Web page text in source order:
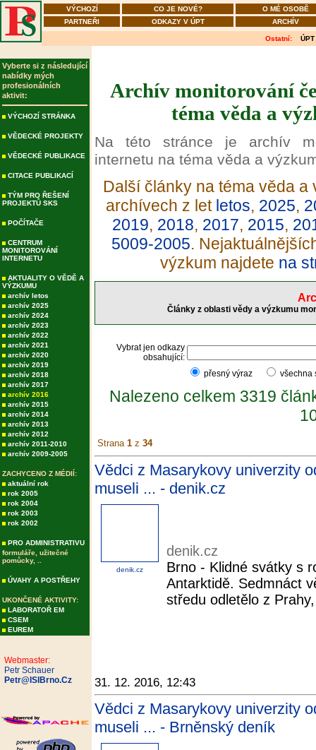
VÝCHOZÍ CO JE NOVÉ?
O MÉ OSOBĚ
PARTNEŘI
ODKAZY V ÚPT ARCHÍV
Ostatní: ÚPT
Vyberte si z následující
nabídky mých
profesionálních
aktivit:
VÝCHOZÍ STRÁNKA
VĚDECKÉ PROJEKTY
VĚDECKÉ PUBLIKACE
CITACE PUBLIKACÍ
TÝM PRO ŘEŠENÍ
PROJEKTŮ SKS
POČÍTAČE
CENTRUM
MONITOROVÁNÍ
INTERNETU
AKTUALITY O VĚDĚ A
VÝZKUMU
archív letos
archív 2025
archív 2024
archív 2023
archív 2022
archív 2021
archív 2020
archív 2019
archív 2018
archív 2017
archív 2016
archív 2015
archív 2014
archív 2013
archív 2012
archív 2011-2010
archív 2009-2005
ZACHYCENO Z MÉDIÍ:
aktuální rok
rok 2005
rok 2004
rok 2003
rok 2002
PRO ADMINISTRATIVU
formuláře, užitečné
pomůcky, ..
ÚVAHY A POSTŘEHY
UKONČENÉ AKTIVITY:
LABORATOŘ EM
CSEM
EUREM
Webmaster:
Petr Schauer
Petr@ISIBrno.Cz
Archív monitorování
téma věda a
Na této stránce je archív
internetu na téma věda a
Další články na téma věda
archívech z let letos, 2025,
2019, 2018, 2017, 2015,
5009-2005.
výzkum najdete na
Články z oblasti vědy a výzkumu
Vybrat jen odkazy
obsahující:
přesný výraz
Nalezeno celkem 3319
Strana 1 z 34
Vědci z Masarykovy univerzity
museli ... - denik.cz
denik.cz
denik.cz
Brno - Klidné svátky s
Antarktidě. Sedmnáct
středu odletělo z
31. 12. 2016, 12:43
Vědci z Masarykovy univerzity
museli ... - Brněnský deník